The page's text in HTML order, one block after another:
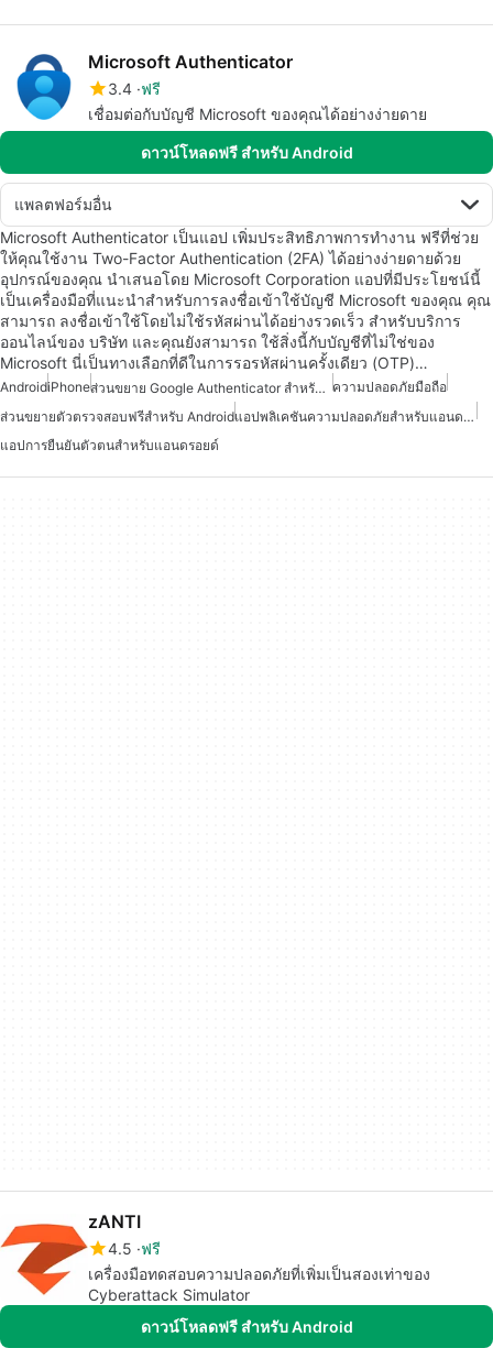
Microsoft Authenticator
3.4 ฟรี
เชื่อมต่อกับบัญชี Microsoft ของคุณได้อย่างง่ายดาย
ดาวน์โหลดฟรี สำหรับ Android
แพลตฟอร์มอื่น
Microsoft Authenticator เป็นแอป เพิ่มประสิทธิภาพการทำงาน ฟรีที่ช่วย
ให้คุณใช้งาน Two-Factor Authentication (2FA) ได้อย่างง่ายดายด้วย
อุปกรณ์ของคุณ นำเสนอโดย Microsoft Corporation แอปที่มีประโยชน์นี้
เป็นเครื่องมือที่แนะนำสำหรับการลงชื่อเข้าใช้บัญชี Microsoft ของคุณ คุณ
สามารถ ลงชื่อเข้าใช้โดยไม่ใช้รหัสผ่านได้อย่างรวดเร็ว สำหรับบริการ
ออนไลน์ของ บริษัท และคุณยังสามารถ ใช้สิ่งนี้กับบัญชีที่ไม่ใช่ของ
Microsoft นี่เป็นทางเลือกที่ดีในการรอรหัสผ่านครั้งเดียว (OTP)…
AndroidiPhone ส่วนขยาย Google Authenticator สำหรับ Android ความปลอดภัยมือถือ
ส่วนขยายตัวตรวจสอบฟรีสำหรับ Android
แอปพลิเคชันความปลอดภัยสำหรับแอนดรอยด์
แอปการยืนยันตัวตนสำหรับแอนดรอยด์
zANTI
4.5 ฟรี
เครื่องมือทดสอบความปลอดภัยที่เพิ่มเป็นสองเท่าของ
Cyberattack Simulator
ดาวน์โหลดฟรี สำหรับ Android